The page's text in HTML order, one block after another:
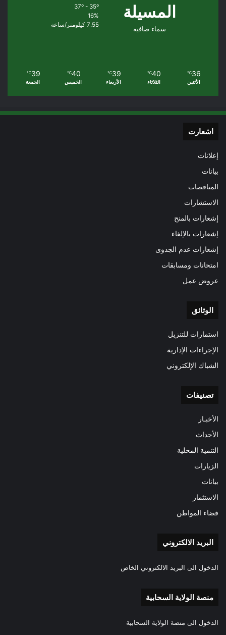
المسيلة
سماء صافية
37º - 35º
16%
7.55 كيلومتر/ساعة
36
℃
الأثنين
40
℃
الثلاثاء
39
℃
الأربعاء
40
℃
الخميس
39
℃
الجمعة
اشعارت
إعلانات
بيانات
المناقصات
الاستشارات
إشعارات بالمنح
إشعارات بالإلغاء
إشعارات عدم الجدوى
امتحانات ومسابقات
عروض عمل
الوثائق
استمارات للتنزيل
الإجراءات الإدارية
الشباك الإلكتروني
تصنيفات
الأخبـار
الأحداث
التنمية المحلية
الزيارات
بيانات
الاستثمار
فضاء المواطن
البريد الالكتروني
الدخول الى البريد الالكتروني الخاص
منصة الولاية السحابية
الدخول الى منصة الولاية السحابية